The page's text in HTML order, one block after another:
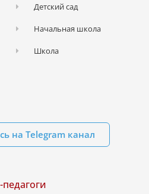
Детский сад
Начальная школа
Школа
на Telegram канал